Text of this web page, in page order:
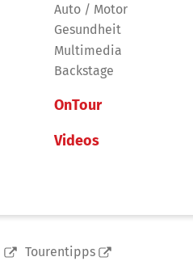
Auto / Motor
Gesundheit
Multimedia
Backstage
OnTour
Videos
Tourentipps